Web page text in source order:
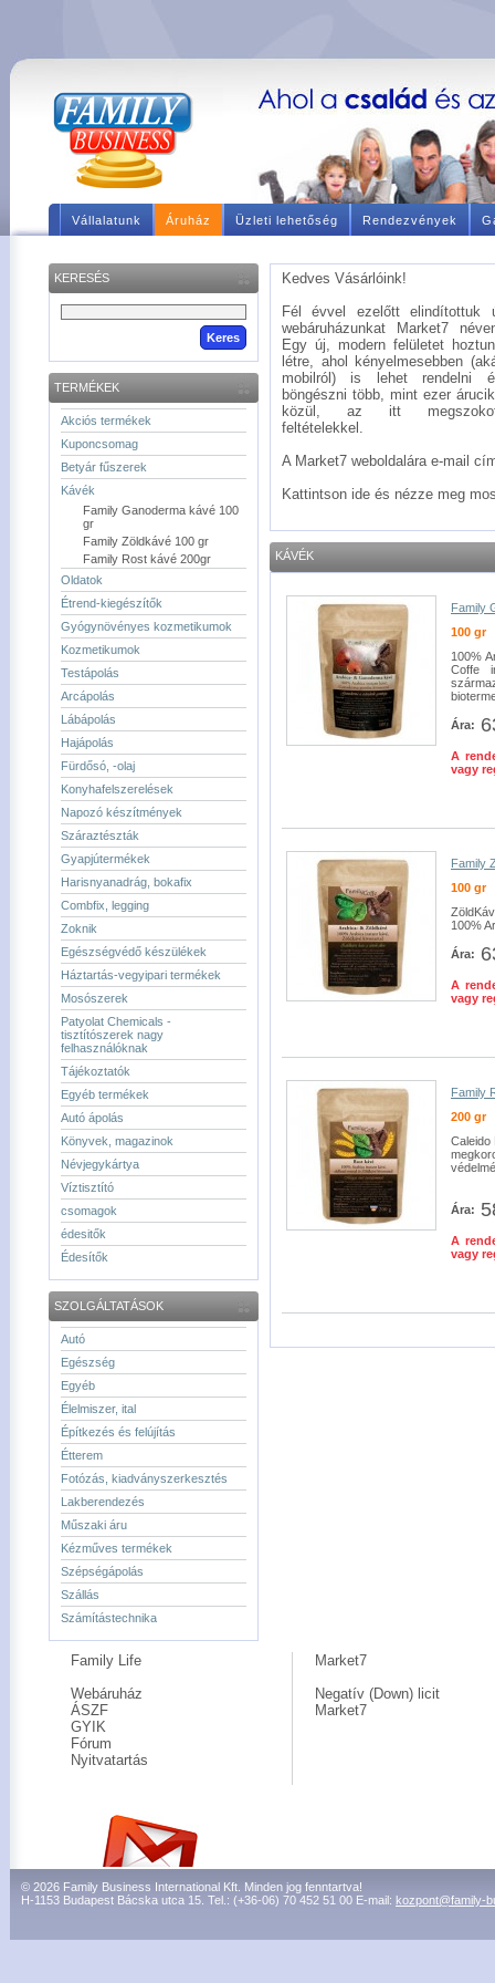
Vállalatunk Áruház Üzleti lehetőség Rendezvények
KERESÉS
TERMÉKEK
Akciós termékek
Kuponcsomag
Betyár fűszerek
Kávék
Family Ganoderma kávé 100
gr
Family Zöldkávé 100 gr
Family Rost kávé 200gr
Oldatok
Étrend-kiegészítők
Gyógynövényes kozmetikumok
Kozmetikumok
Testápolás
Arcápolás
Lábápolás
Hajápolás
Fürdősó, -olaj
Konyhafelszerelések
Napozó készítmények
Száraztészták
Gyapjútermékek
Harisnyanadrág, bokafix
Combfix, legging
Zoknik
Egészségvédő készülékek
Háztartás-vegyipari termékek
Mosószerek
Patyolat Chemicals -
tisztítószerek nagy
felhasználóknak
Tájékoztatók
Egyéb termékek
Autó ápolás
Könyvek, magazinok
Névjegykártya
Víztisztító
csomagok
édesitők
Édesítők
SZOLGÁLTATÁSOK
Autó
Egészség
Egyéb
Élelmiszer, ital
Építkezés és felújítás
Étterem
Fotózás, kiadványszerkesztés
Lakberendezés
Műszaki áru
Kézműves termékek
Szépségápolás
Szállás
Számítástechnika
Kedves Vásárlóink!
Fél évvel ezelőtt elindítottuk
webáruházunkat Market7
Egy új, modern felületet
létre, ahol kényelmesebben
mobilról) is lehet rendelni
böngészni több, mint ezer
közül, az itt
feltételekkel.
A Market7 weboldalára e-mail
Kattintson ide és nézze meg
KÁVÉK
Family
100 gr
100%
Coffe
Ára:
A
vagy
Family
100 gr
100%
Ára:
A
vagy
Family
200 gr
Caleido
Ára:
A
vagy
Family Life
Webáruház
ÁSZF
GYIK
Fórum
Nyitvatartás
Market7
Negatív (Down) licit
Market7
© 2026 Family Business International Kft. Minden jog fenntartva!
H-1153 Budapest Bácska utca 15. Tel.: (+36-06) 70 452 51 00 E-mail: kozpont@family-